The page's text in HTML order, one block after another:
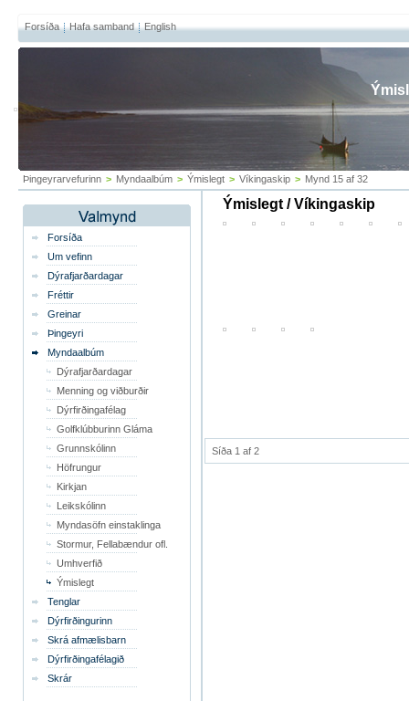
Forsíða Hafa samband English
Þingeyrarvefurinn > Myndaalbúm > Ýmislegt > Víkingaskip > Mynd 15 af 32
Forsíða
Um vefinn
Dýrafjarðardagar
Fréttir
Greinar
Þingeyri
Myndaalbúm
Dýrafjarðardagar
Menning og viðburðir
Dýrfirðingafélag
Golfklúbburinn Gláma
Grunnskólinn
Höfrungur
Kirkjan
Leikskólinn
Myndasöfn einstaklinga
Stormur, Fellabændur ofl.
Umhverfið
Ýmislegt
Tenglar
Dýrfirðingurinn
Skrá afmælisbarn
Dýrfirðingafélagið
Skrár
Ýmislegt / Víkingaskip
Síða 1 af 2